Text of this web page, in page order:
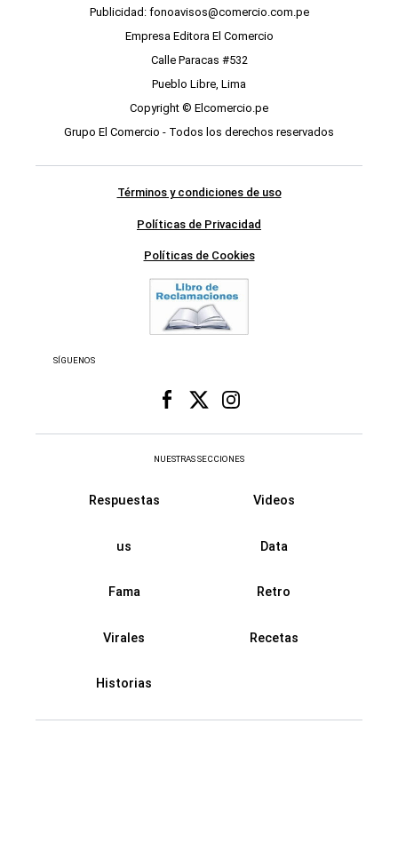
Publicidad: fonoavisos@comercio.com.pe
Empresa Editora El Comercio
Calle Paracas #532
Pueblo Libre, Lima
Copyright © Elcomercio.pe
Grupo El Comercio - Todos los derechos reservados
Términos y condiciones de uso
Políticas de Privacidad
Políticas de Cookies
SÍGUENOS
NUESTRAS SECCIONES
Respuestas Videos
us Data
Fama Retro
Virales Recetas
Historias